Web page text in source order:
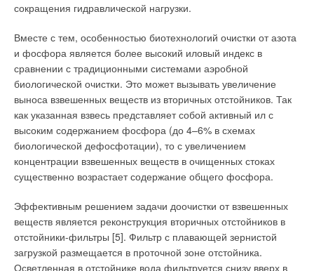
сокращения гидравлической нагрузки.
Вместе с тем, особенностью биотехнологий очистки от азота
и фосфора является более высокий иловый индекс в
сравнении с традиционными системами аэробной
биологической очистки. Это может вызывать увеличение
выноса взвешенных веществ из вторичных отстойников. Так
как указанная взвесь представляет собой активный ил с
высоким содержанием фосфора (до 4–6% в схемах
биологической дефосфотации), то с увеличением
концентрации взвешенных веществ в очищенных стоках
существенно возрастает содержание общего фосфора.
Эффективным решением задачи доочистки от взвешенных
веществ является реконструкция вторичных отстойников в
отстойники-фильтры [5]. Фильтр с плавающей зернистой
загрузкой размещается в проточной зоне отстойника.
Осветленная в отстойнике вода фильтруется снизу вверх в